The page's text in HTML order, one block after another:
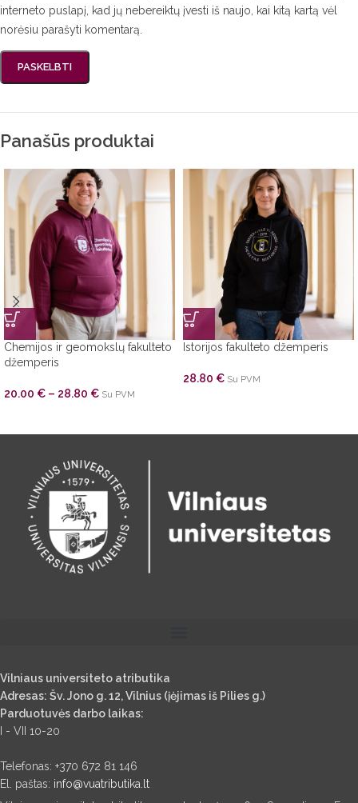
interneto puslapį, kad jų nebereiktų įvesti iš naujo, kai kitą kartą vėl
norėsiu parašyti komentarą.
Panašūs produktai
Chemijos ir geomokslų fakulteto
džemperis
20.00 € – 28.80 € Su PVM
Istorijos fakulteto džemperis
28.80 € Su PVM
Vilniaus universiteto atributika
Adresas: Šv. Jono g. 12, Vilnius (įėjimas iš Pilies g.)
Parduotuvės darbo laikas:
I - VII 10-20
Telefonas: +370 672 81 146
El. paštas: info@vuatributika.lt